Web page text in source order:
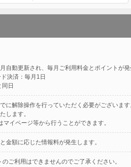
自動更新され、毎月ご利用料金とポイントが
決済：毎月1日
日
に解除操作を行っていただく必要がございま
します。
イページ等から行うことができます。
金額に応じた情報料が発生します。
ご利用はできませんのでご了承ください。